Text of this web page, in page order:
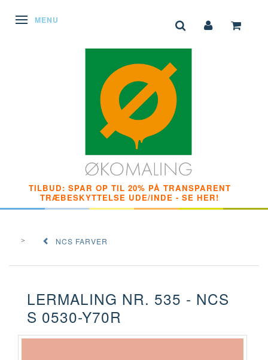
SKIFTE NAVIGATION
MENU
TILBUD: SPAR OP TIL 20% PÅ TRANSPARENT
TRÆBESKYTTELSE UDE/INDE - SE HER!
NCS FARVER
LERMALING NR. 535 - NCS
S 0530-Y70R